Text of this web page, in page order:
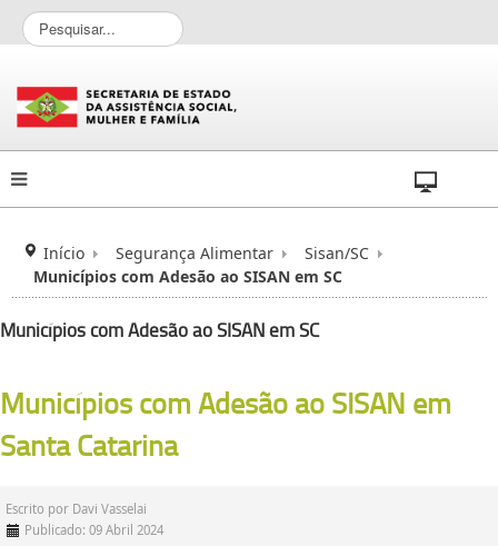
P
e
q
u
i
s
a
Início Segurança Alimentar
Sisan/SC
Municípios com Adesão ao SISAN em SC
Municípios com Adesão ao SISAN em SC
Municípios com Adesão ao SISAN em
Santa Catarina
Escrito por Davi Vasselai
Publicado: 09 Abril 2024